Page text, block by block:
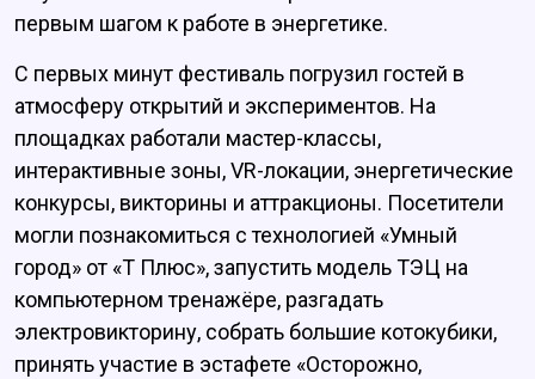
первым шагом к работе в энергетике.
С первых минут фестиваль погрузил гостей в
атмосферу открытий и экспериментов. На
площадках работали мастер-классы,
интерактивные зоны, VR-локации, энергетические
конкурсы, викторины и аттракционы. Посетители
могли познакомиться с технологией «Умный
город» от «Т Плюс», запустить модель ТЭЦ на
компьютерном тренажёре, разгадать
электровикторину, собрать большие котокубики,
принять участие в эстафете «Осторожно,